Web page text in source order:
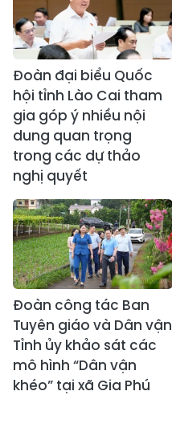
Đoàn đại biểu Quốc
hội tỉnh Lào Cai tham
gia góp ý nhiều nội
dung quan trọng
trong các dự thảo
nghị quyết
Đoàn công tác Ban
Tuyên giáo và Dân vận
Tỉnh ủy khảo sát các
mô hình “Dân vận
khéo” tại xã Gia Phú